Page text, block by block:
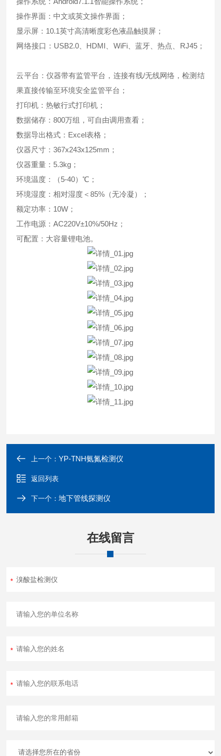
操作界面：中文或英文操作界面；
显示屏：10.1英寸高清晰度彩色液晶触摸屏；
网络接口：USB2.0、HDMI、WiFi、蓝牙、热点、RJ45；
云平台：仪器带有监管平台，连接有线/无线网络，检测结
果直接传输至环境安全监管平台；
打印机：热敏行式打印机；
数据储存：800万组，可自由调用查看；
数据导出格式：Excel表格；
仪器尺寸：367x243x125mm；
仪器重量：5.3kg；
环境温度：（5-40）℃；
环境湿度：相对湿度＜85%（无冷凝）；
额定功率：10W；
工作电源：AC220V±10%/50Hz；
可配置：大容量锂电池。
上一个：YP-TNH氨氮检测仪
返回列表
下一个：地下管线探测仪
在线留言